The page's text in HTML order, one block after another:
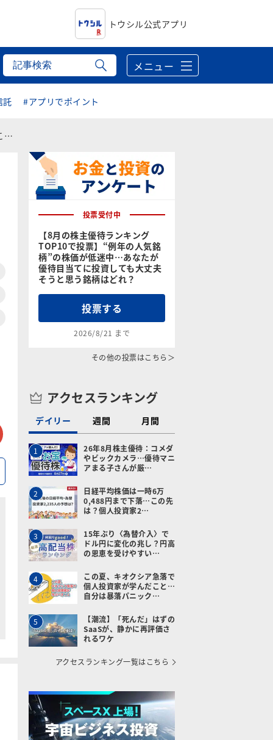
トウシル公式アプリ
メニュー
託 #アプリでポイント
メールで送る
投票受付中
【8月の株主優待ランキング
TOP10で投票】“例年の人気銘
柄”の株価が低迷中…あなたが
優待目当てに投資しても大丈夫
そうと思う銘柄はどれ？
投票する
2026/8/21 まで
その他の投票はこちら＞
アクセスランキング
デイリー 週間 月間
1
26年8月株主優待：コメダ
やビックカメラ…優待マニ
アまる子さんが厳…
2
日経平均株価は一時6万
0,488円まで下落…この先
は？個人投資家2…
3
15年ぶり〈為替介入〉で
ドル円に変化の兆し？円高
の恩恵を受けやすい…
4
この夏、キオクシア急落で
個人投資家が学んだこと…
自分は暴落パニック…
5
【潮流】「死んだ」はずの
SaaSが、静かに再評価さ
れるワケ
アクセスランキング一覧はこちら